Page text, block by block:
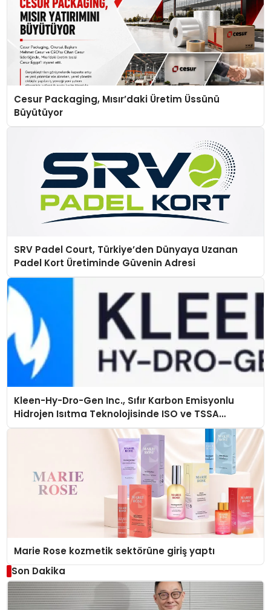
Cesur Packaging, Mısır’daki Üretim Üssünü
Büyütüyor
SRV Padel Court, Türkiye’den Dünyaya Uzanan
Padel Kort Üretiminde Güvenin Adresi
Kleen-Hy-Dro-Gen Inc., Sıfır Karbon Emisyonlu
Hidrojen Isıtma Teknolojisinde ISO ve TSSA
Düzenleyici Onaylarını Aldı
Marie Rose kozmetik sektörüne giriş yaptı
Son Dakika